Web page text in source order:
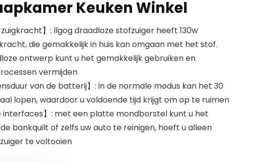
Keuken Winkel
】: llgog draadloze stofzuiger heeft 130w
die gemakkelijk in huis kan omgaan met het stof.
ontwerp kunt u het gemakkelijk gebruiken en
vermijden
van de batterij】: in de normale modus kan het 30
lopen, waardoor u voldoende tijd krijgt om op te ruimen
】: met een platte mondborstel kunt u het
bankquilt of zelfs uw auto te reinigen, hoeft u alleen
te voltooien